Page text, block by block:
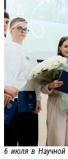
6 июля в